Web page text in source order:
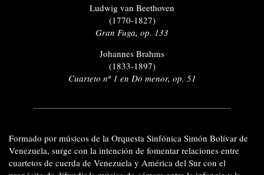
Ludwig van Beethoven
(1770-1827)
Gran Fuga, op. 133
Johannes Brahms
(1833-1897)
Cuarteto nº 1 en Do menor, op. 51
Formado por músicos de la Orquesta Sinfónica Simón Bolívar de
Venezuela, surge con la intención de fomentar relaciones entre
cuartetos de cuerda de Venezuela y América del Sur con el